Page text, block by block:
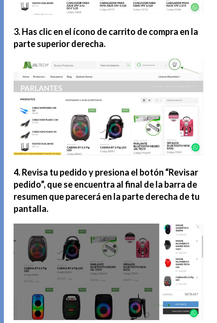
3. Has clic en el ícono de carrito de compra en la
parte superior derecha.
4. Revisa tu pedido y presiona el botón “Revisar
pedido”, que se encuentra al final de la barra de
resumen que parecerá en la parte derecha de tu
pantalla.